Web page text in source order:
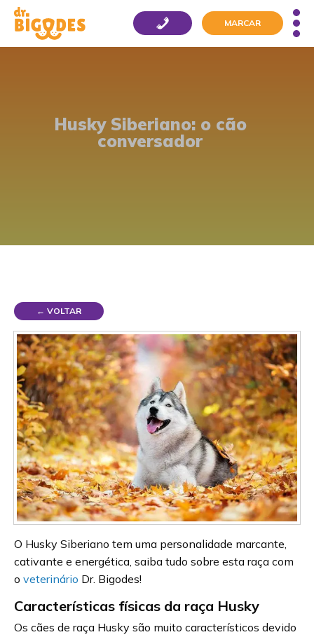
MARCAR
Husky Siberiano: o cão
conversador
← VOLTAR
O Husky Siberiano tem uma personalidade marcante,
cativante e energética, saiba tudo sobre esta raça com
o veterinário Dr. Bigodes!
Características físicas da raça Husky
Os cães de raça Husky são muito característicos devido